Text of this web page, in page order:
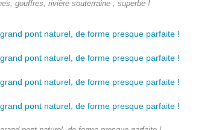
gouffres, rivière souterraine , superbe !